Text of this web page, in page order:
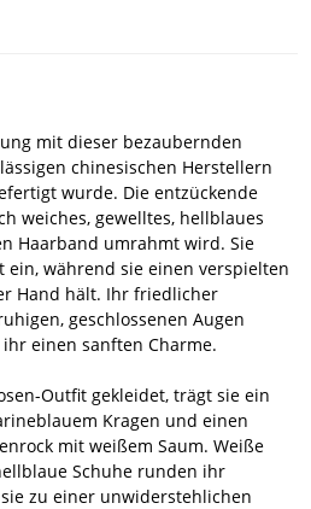
mit dieser bezaubernden
chinesischen Herstellern
wurde. Die entzückende
weiches, gewelltes, hellblaues
Haarband umrahmt wird. Sie
während sie einen verspielten
Hand hält. Ihr friedlicher
geschlossenen Augen
einen sanften Charme.
Outfit gekleidet, trägt sie ein
Kragen und einen
mit weißem Saum. Weiße
Schuhe runden ihr
zu einer unwiderstehlichen